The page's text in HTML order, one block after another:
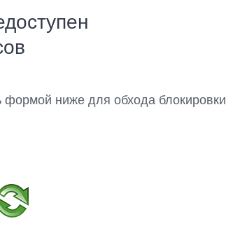
формой ниже для обхода блокировки